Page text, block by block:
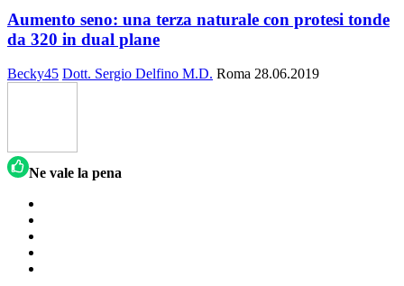
Aumento seno: una terza naturale con protesi tonde
da 320 in dual plane
Becky45 Dott. Sergio Delfino M.D. Roma 28.06.2019
Ne vale la pena